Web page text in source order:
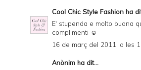
Cool Chic Style Fashion ha
E' stupenda e molto buona
complimenti ☺
16 de març del 2011, a les
Anònim ha dit...